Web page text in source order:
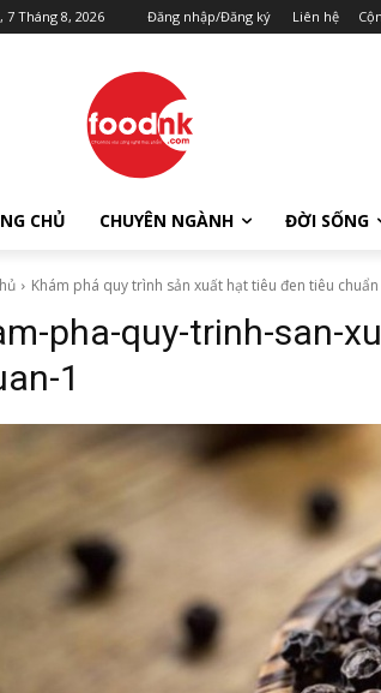
7 Tháng 8, 2026 Đăng nhập/Đăng ký Liên hệ
CHỦ CHUYÊN NGÀNH ĐỜI SỐNG
Khám phá quy trình sản xuất hạt tiêu đen tiêu chuẩn
pha-quy-trinh-san-
1